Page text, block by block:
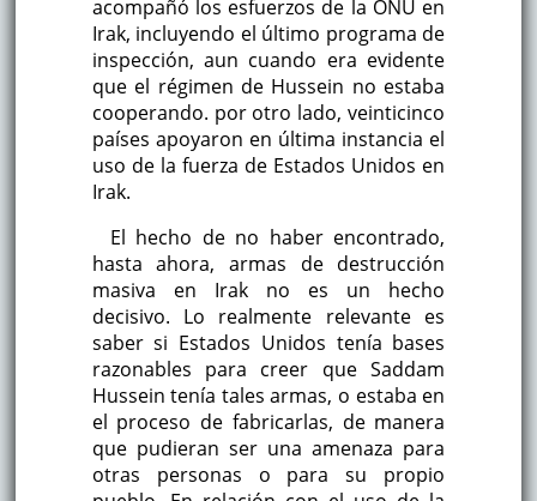
acompañó los esfuerzos de la ONU en
Irak, incluyendo el último programa de
inspección, aun cuando era evidente
que el régimen de Hussein no estaba
cooperando. por otro lado, veinticinco
países apoyaron en última instancia el
uso de la fuerza de Estados Unidos en
Irak.
El hecho de no haber encontrado,
hasta ahora, armas de destrucción
masiva en Irak no es un hecho
decisivo. Lo realmente relevante es
saber si Estados Unidos tenía bases
razonables para creer que Saddam
Hussein tenía tales armas, o estaba en
el proceso de fabricarlas, de manera
que pudieran ser una amenaza para
otras personas o para su propio